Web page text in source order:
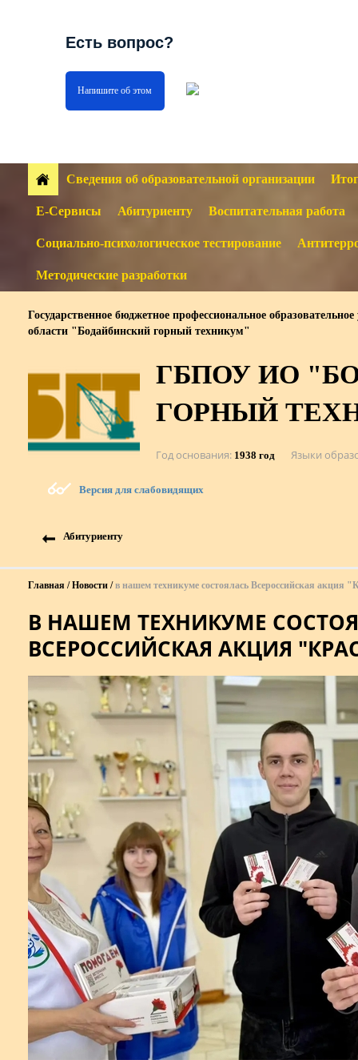
Есть вопрос?
Напишите об этом
Сведения об образовательной организации
Е-Сервисы Абитуриенту Воспитательная работа
Социально-психологическое тестирование
Методические разработки
Государственное бюджетное профессиональное
области "Бодайбинский горный техникум"
ГБПОУ ИО
ГОРНЫЙ
Год основания 1938 год Языки
Версия для слабовидящих
Абитуриенту
Главная Новости в нашем техникуме состоялась Всероссийская акция
В НАШЕМ ТЕХНИКУМЕ
ВСЕРОССИЙСКАЯ АКЦИЯ